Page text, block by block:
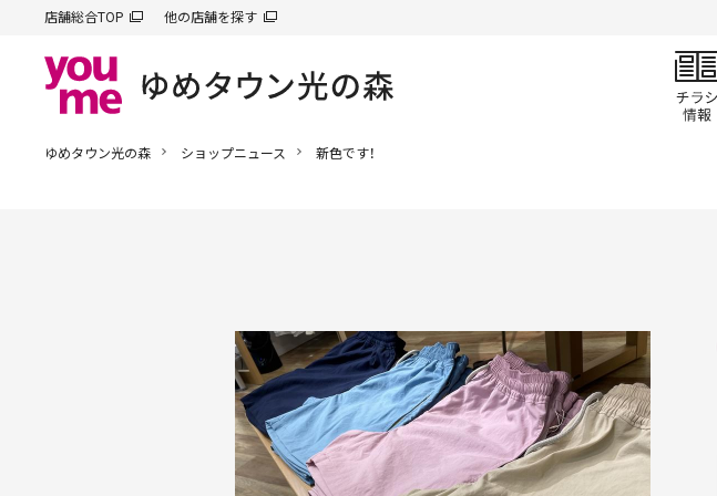
店舗総合TOP 他の店舗を探す
ゆめタウン光の森 ショップニュース 新色です！